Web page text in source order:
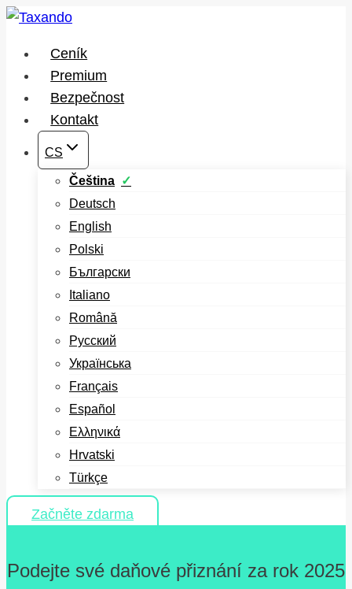
Přeskočit
obsah
Ceník
Premium
Bezpečnost
Kontakt
CS
Čeština
Deutsch
English
Polski
Български
Italiano
Română
Русский
Українська
Français
Español
Ελληνικά
Hrvatski
Türkçe
Začněte zdarma
Podejte své daňové přiznání za rok 2025